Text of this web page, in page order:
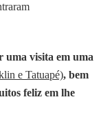
uma visita em uma
e Tatuapé), bem
feliz em lhe